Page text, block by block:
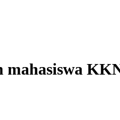
mahasiswa